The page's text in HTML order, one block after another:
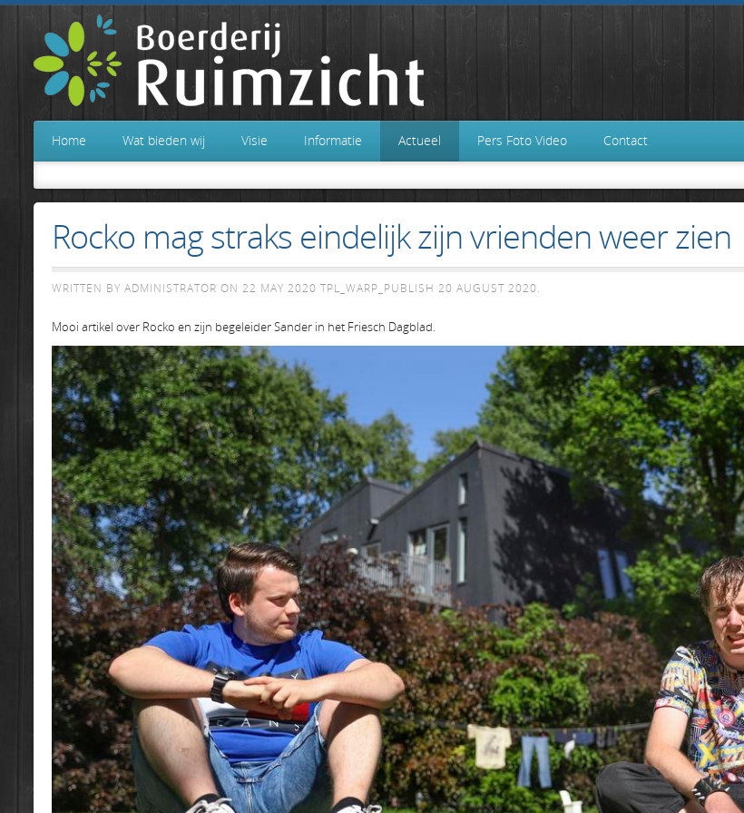
Home Wat bieden wij Visie Informatie Actueel Pers Foto Video Contact
Rocko mag straks eindelijk zijn vrienden weer zien
WRITTEN BY ADMINISTRATOR ON 22 MAY 2020 TPL_WARP_PUBLISH 20 AUGUST 2020.
Mooi artikel over Rocko en zijn begeleider Sander in het Friesch Dagblad.